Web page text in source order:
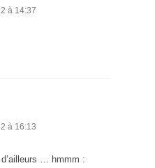
à 14:37
à 16:13
… hmmm :